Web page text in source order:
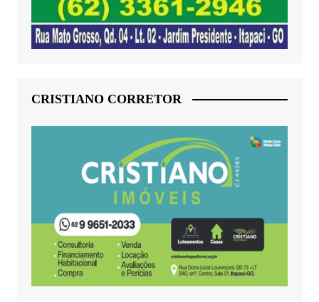
CRISTIANO CORRETOR